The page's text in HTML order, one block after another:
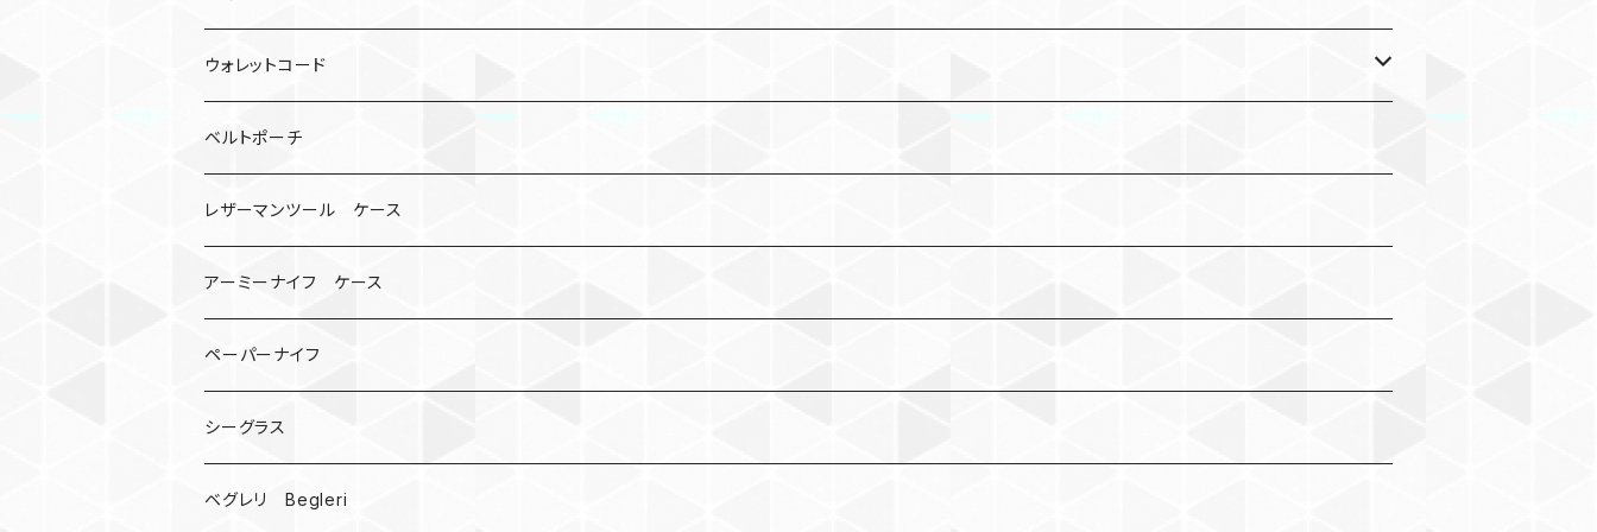
レザーマン
マルチツール
オニヤンマ
ビーズ
手裏剣
クロス十字架
ドリームキャッチャー
リングストラップ
ゴルフボールケース
ティーホルダー
コインケース
チューブ
コインケース
紙
カードケース
ウォレットコード
2カラー
ベルトポーチ
レザーマンツール ケース
アーミーナイフ ケース
ペーパーナイフ
シーグラス
ベグレリ Begleri